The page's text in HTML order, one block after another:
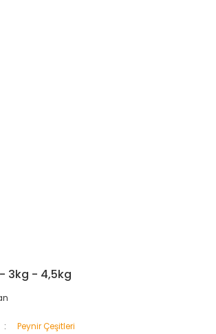
- 3kg - 4,5kg
Peynir Çeşitleri